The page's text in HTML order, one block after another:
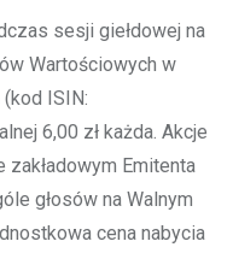
sesji giełdowej na
Wartościowych w
ISIN:
6,00 zł każda. Akcje
zakładowym Emitenta
głosów na Walnym
cena nabycia